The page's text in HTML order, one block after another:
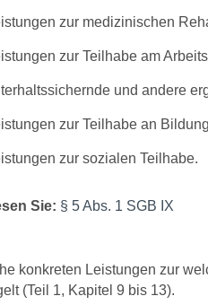
zur medizinischen
zur Teilhabe am
und andere
zur Teilhabe an
zur sozialen Teilhabe.
Sie: § 5 Abs. 1 SGB IX
konkreten Leistungen zur
(Teil 1, Kapitel 9 bis 13).